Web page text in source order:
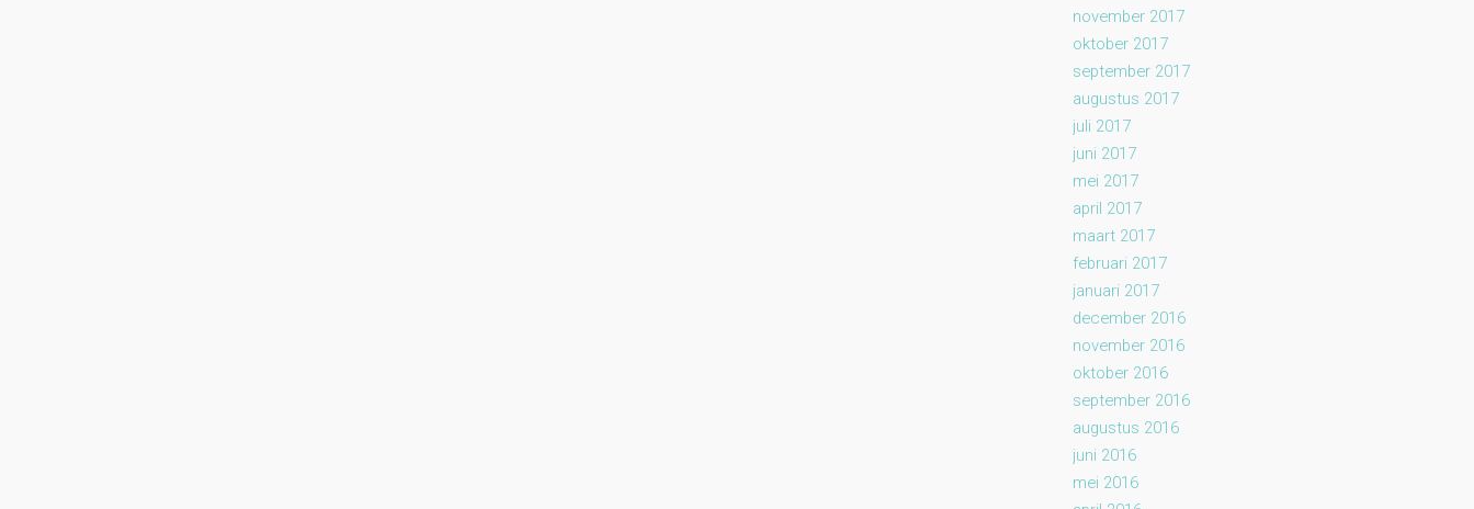
november 2017
oktober 2017
september 2017
augustus 2017
juli 2017
juni 2017
mei 2017
april 2017
maart 2017
februari 2017
januari 2017
december 2016
november 2016
oktober 2016
september 2016
augustus 2016
juni 2016
mei 2016